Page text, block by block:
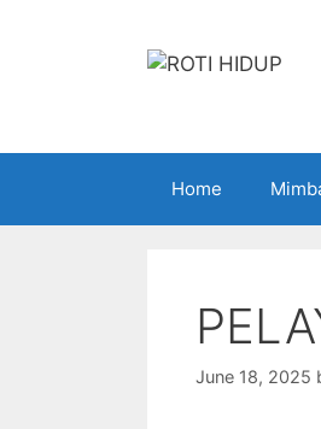
Home
June 18, 2025